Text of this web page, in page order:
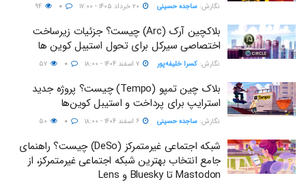
نگارش:‌ ساجده حسینی
بلاکچین آرک (Arc) چیست؟ جزئیات زیرساخت
اختصاصی سیرکل برای تحول استیبل کوین‌ ها
نگارش:‌ کسرا خلیفه‌پور
بلاک‌ چین تمپو (Tempo) چیست؟ پروژه جدید
استرایپ برای پرداخت و استیبل‌ کوین‌ها
نگارش:‌ ساجده حسینی
شبکه اجتماعی غیرمتمرکز (DeSo) چیست؟ راهنمای
جامع انتخاب بهترین شبکه اجتماعی غیرمتمرکز، از
Mastodon تا Bluesky و Lens